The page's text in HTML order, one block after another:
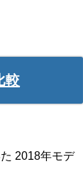
較
2018年モデ